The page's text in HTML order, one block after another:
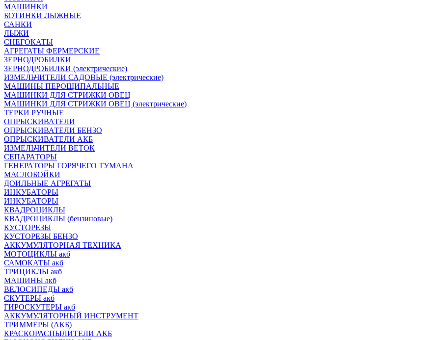
МАШИНКИ
БОТИНКИ ЛЫЖНЫЕ
САНКИ
ЛЫЖИ
СНЕГОКАТЫ
АГРЕГАТЫ ФЕРМЕРСКИЕ
ЗЕРНОДРОБИЛКИ
ЗЕРНОДРОБИЛКИ (электрические)
ИЗМЕЛЬЧИТЕЛИ САДОВЫЕ (электрические)
МАШИНЫ ПЕРОЩИПАЛЬНЫЕ
МАШИНКИ ДЛЯ СТРИЖКИ ОВЕЦ
МАШИНКИ ДЛЯ СТРИЖКИ ОВЕЦ (электрические)
ТЕРКИ РУЧНЫЕ
ОПРЫСКИВАТЕЛИ
ОПРЫСКИВАТЕЛИ БЕНЗО
ОПРЫСКИВАТЕЛИ АКБ
ИЗМЕЛЬЧИТЕЛИ ВЕТОК
СЕПАРАТОРЫ
ГЕНЕРАТОРЫ ГОРЯЧЕГО ТУМАНА
МАСЛОБОЙКИ
ДОИЛЬНЫЕ АГРЕГАТЫ
ИНКУБАТОРЫ
ИНКУБАТОРЫ
КВАДРОЦИКЛЫ
КВАДРОЦИКЛЫ (бензиновые)
КУСТОРЕЗЫ
КУСТОРЕЗЫ БЕНЗО
АККУМУЛЯТОРНАЯ ТЕХНИКА
МОТОЦИКЛЫ акб
САМОКАТЫ акб
ТРИЦИКЛЫ акб
МАШИНЫ акб
ВЕЛОСИПЕДЫ акб
СКУТЕРЫ акб
ГИРОСКУТЕРЫ акб
АККУМУЛЯТОРНЫЙ ИНСТРУМЕНТ
ТРИММЕРЫ (АКБ)
КРАСКОРАСПЫЛИТЕЛИ АКБ